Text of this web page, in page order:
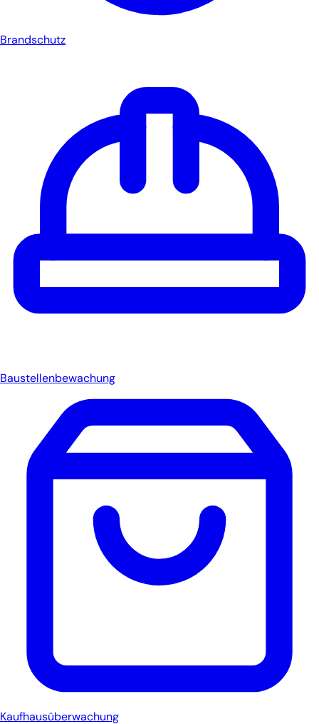
Brandschutz
Baustellenbewachung
Kaufhausüberwachung